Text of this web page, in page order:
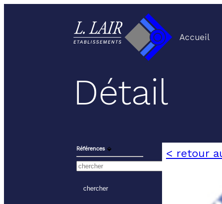
Accueil
Détail
Références ⬙ < retour